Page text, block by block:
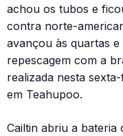
achou os tubos e
contra norte-
avançou às quartas
repescagem com a
realizada nesta
em Teahupoo.
Cailtin abriu a